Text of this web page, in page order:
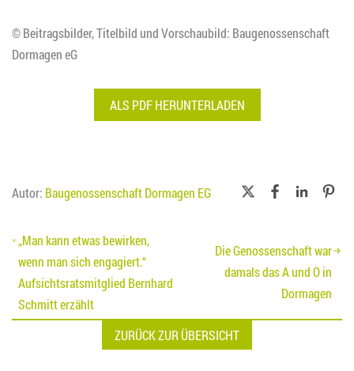
© Beitragsbilder, Titelbild und Vorschaubild: Baugenossenschaft
Dormagen eG
ALS PDF HERUNTERLADEN
Autor: Baugenossenschaft Dormagen EG
Beitragsnavigation
Die Genossenschaft war
damals das A und O in
Dormagen
„Man kann etwas bewirken,
wenn man sich engagiert.“
Aufsichtsratsmitglied Bernhard
Schmitt erzählt
ZURÜCK ZUR ÜBERSICHT